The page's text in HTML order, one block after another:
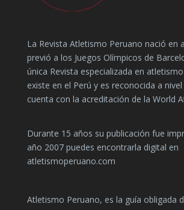
La Revista Atletismo Peruano nació en
previó a los Juegos Olímpicos de
única Revista especializada en
existe en el Perú y es reconocida a
cuenta con la acreditación de la World
Durante 15 años su publicación fue
año 2007 puedes encontrarla digital en
atletismoperuano.com
Atletismo Peruano, es la guía obligada